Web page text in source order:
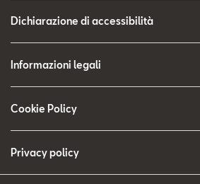
Dichiarazione di accessibilità
Informazioni legali
Cookie Policy
Privacy policy